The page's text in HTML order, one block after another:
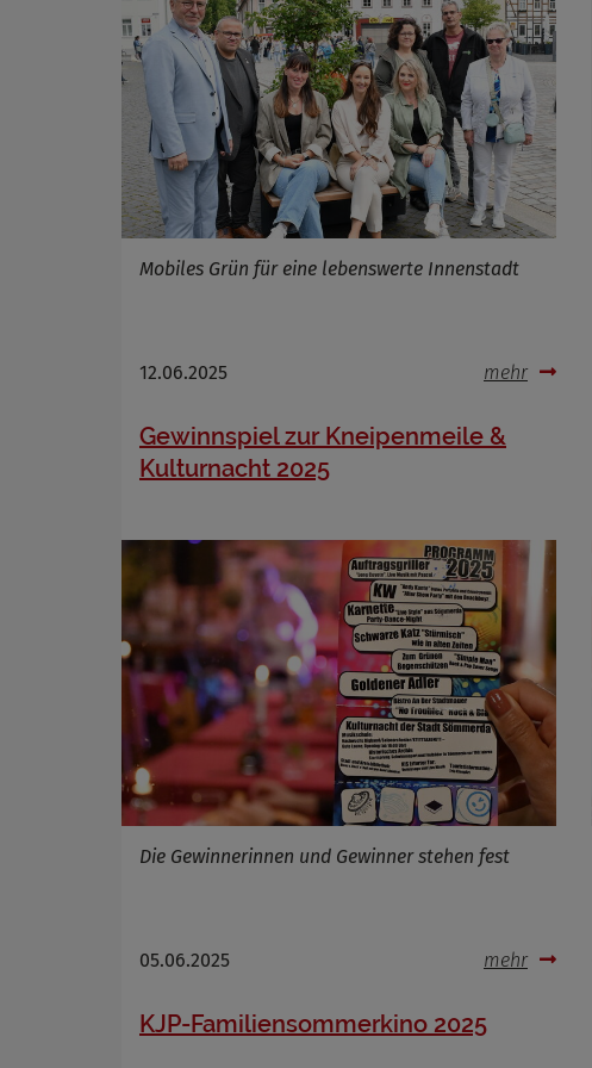
Mobiles Grün für eine lebenswerte Innenstadt
12.06.2025 mehr
Gewinnspiel zur Kneipenmeile &
Kulturnacht 2025
Die Gewinnerinnen und Gewinner stehen fest
05.06.2025 mehr
KJP-Familiensommerkino 2025
Anbieter
Zweck
Cookie Name
Cookie Laufzeit